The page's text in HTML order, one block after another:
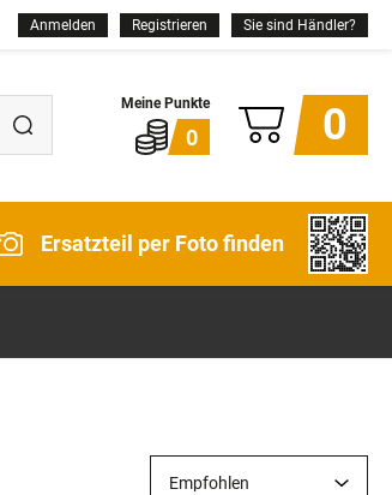
Anmelden Registrieren Sie sind Händler?
0 0
Ersatzteil per Foto finden